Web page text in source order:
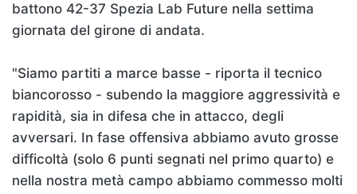
battono 42-37 Spezia Lab Future nella settima
giornata del girone di andata.
"Siamo partiti a marce basse - riporta il tecnico
biancorosso - subendo la maggiore aggressività e
rapidità, sia in difesa che in attacco, degli
avversari. In fase offensiva abbiamo avuto grosse
difficoltà (solo 6 punti segnati nel primo quarto) e
nella nostra metà campo abbiamo commesso molti